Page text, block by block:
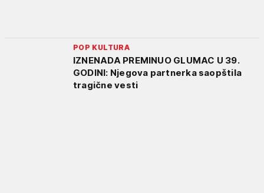
POP KULTURA
IZNENADA PREMINUO GLUMAC U 39.
GODINI: Njegova partnerka saopštila
tragične vesti